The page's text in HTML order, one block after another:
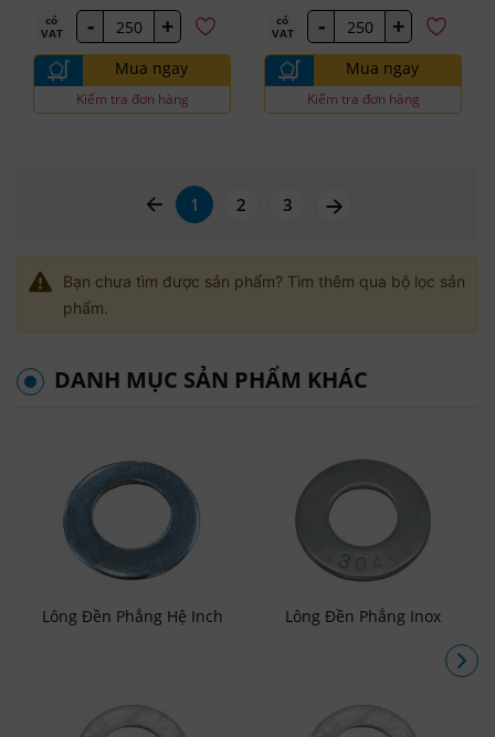
có
VAT
- +
Mua ngay
Kiểm tra đơn hàng
có
VAT
- +
Mua ngay
Kiểm tra đơn hàng
page left arrow
1 2 3
Bạn chưa tìm được sản phẩm? Tìm thêm qua bộ lọc sản
phẩm.
DANH MỤC SẢN PHẨM KHÁC
Lông Đền Phẳng Hệ Inch Lông Đền Phẳng Inox